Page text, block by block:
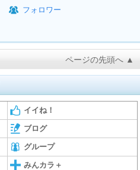
フォロワー
ページの先頭へ ▲
イイね！
ブログ
グループ
みんカラ＋